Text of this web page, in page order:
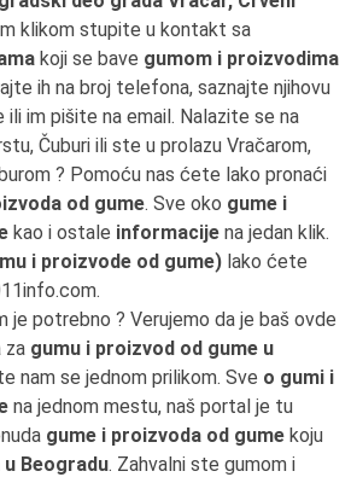
klikom stupite u kontakt sa
koji se bave gumom i proizvodima
ih na broj telefona, saznajte njihovu
ili im pišite na email. Nalazite se na
Čuburi ili ste u prolazu Vračarom,
? Pomoću nas ćete lako pronaći
od gume. Sve oko gume i
kao i ostale informacije na jedan klik.
i proizvode od gume) lako ćete
je potrebno ? Verujemo da je baš ovde
za gumu i proizvod od gume u
nam se jednom prilikom. Sve o gumi i
na jednom mestu, naš portal je tu
gume i proizvoda od gume koju
u Beogradu. Zahvalni ste gumom i